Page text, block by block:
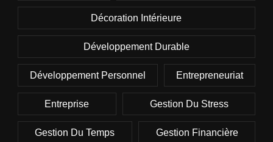
Décoration Intérieure
Développement Durable
Développement Personnel Entrepreneuriat
Entreprise Gestion Du Stress
Gestion Du Temps Gestion Financière